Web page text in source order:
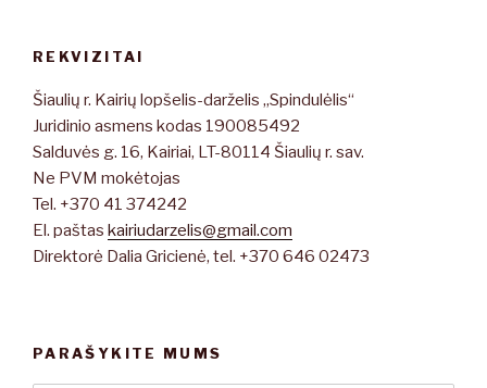
REKVIZITAI
Šiaulių r. Kairių lopšelis-darželis „Spindulėlis“
Juridinio asmens kodas 190085492
Salduvės g. 16, Kairiai, LT-80114 Šiaulių r. sav.
Ne PVM mokėtojas
Tel. +370 41 374242
El. paštas kairiudarzelis@gmail.com
Direktorė Dalia Gricienė, tel. +370 646 02473
PARAŠYKITE MUMS